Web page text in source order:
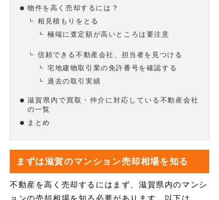
物件を高く売却するには？
相見積もりをとる
極端に査定額が高いところは要注意
信頼できる不動産会社、担当者を見つける
宅地建物取引業の免許番号を確認する
過去の取引実績
滋賀県内で買取・仲介に対応している不動産会社
の一覧
まとめ
まずは滋賀のマンション売却相場を知る
不動産を高く売却するにはまず、滋賀県内のマンシ